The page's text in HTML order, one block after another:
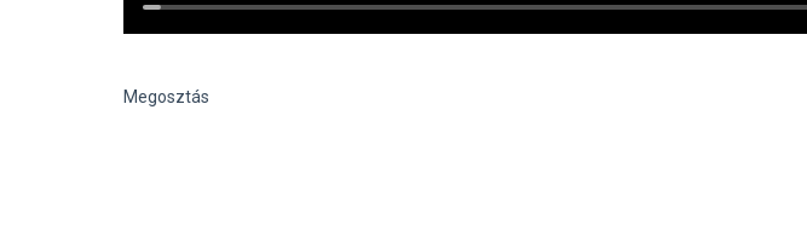
Megosztás